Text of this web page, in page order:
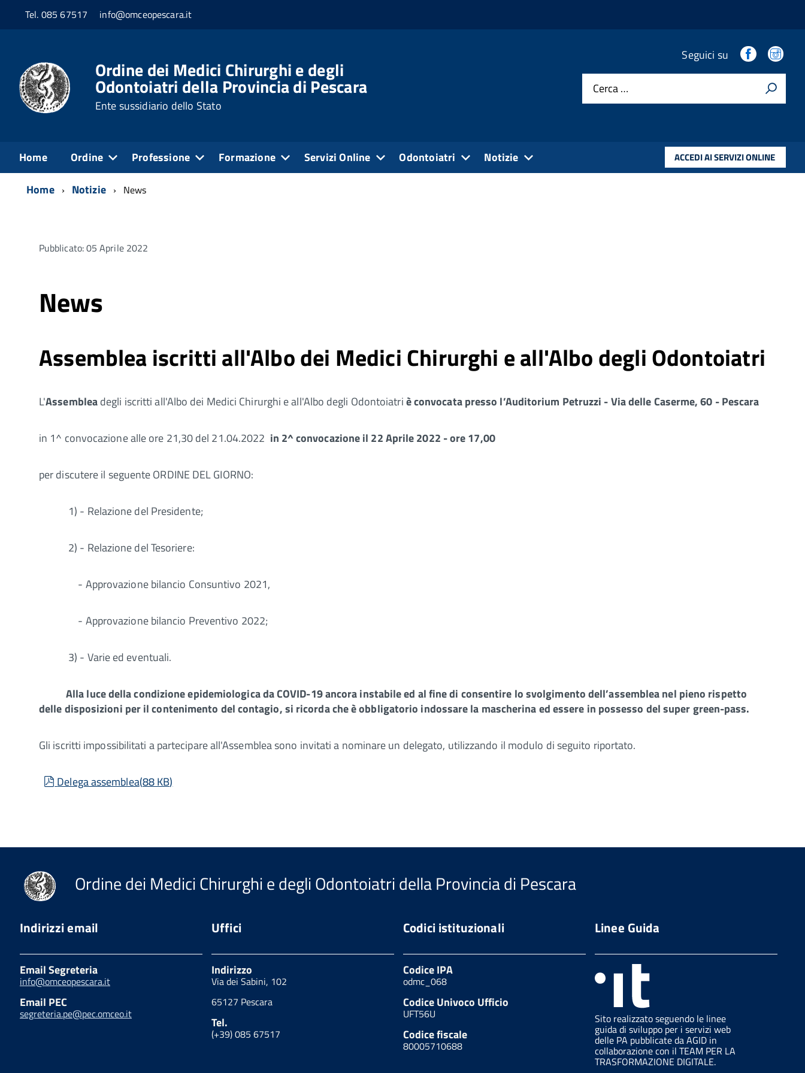
Tel. 085 67517 info@omceopescara.it
Ordine dei Medici Chirurghi e degli
Odontoiatri della Provincia di Pescara
Ente sussidiario dello Stato
Seguici su
Cerca …
Home Ordine Professione Formazione Servizi Online Odontoiatri Notizie ACCEDI AI SERVIZI ONLINE
Home Notizie News
Pubblicato: 05 Aprile 2022
News
Assemblea iscritti all'Albo dei Medici Chirurghi e all'Albo degli Odontoiatri
L'Assembleadegli iscritti all'Albo dei Medici Chirurghi e all'Albo degli Odontoiatriè convocatapresso l’Auditorium Petruzzi - Via delle Caserme, 60 - Pescara
in 1^ convocazione alle ore 21,30 del 21.04.2022 in 2^ convocazione il 22 Aprile 2022 - ore 17,00
per discutere il seguente ORDINE DEL GIORNO:
1) - Relazione del Presidente;
2) - Relazione del Tesoriere:
- Approvazione bilancio Consuntivo 2021,
- Approvazione bilancio Preventivo 2022;
3) - Varie ed eventuali.
Alla luce della condizione epidemiologica da COVID-19 ancora instabile ed al fine di consentire lo svolgimento dell’assemblea nel pieno rispetto
delle disposizioni per il contenimento del contagio, si ricorda che è obbligatorio indossare la mascherina ed essere in possesso del super green-pass.
Gli iscritti impossibilitati a partecipare all'Assemblea sono invitati a nominare un delegato, utilizzando il modulo di seguito riportato.
pdf
Delega assemblea(88 KB)
Ordine dei Medici Chirurghi e degli Odontoiatri della Provincia di Pescara
Indirizzi email
Email Segreteria
info@omceopescara.it
Email PEC
segreteria.pe@pec.omceo.it
Uffici
Indirizzo
Via dei Sabini, 102
65127 Pescara
Tel.
(+39) 085 67517
Codici istituzionali
Codice IPA
odmc_068
Codice Univoco Ufficio
UFT56U
Codice fiscale
80005710688
Linee Guida
Sito realizzato seguendo le linee
guida di sviluppo per i servizi web
delle PA pubblicate da AGID in
collaborazione con il TEAM PER LA
TRASFORMAZIONE DIGITALE.